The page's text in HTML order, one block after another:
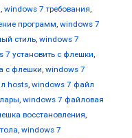
, windows 7 требования,
программ, windows 7
стиль, windows 7
7 установить с флешки,
с флешки, windows 7
hosts, windows 7 файл
, windows 7 файловая
восстановления,
, windows 7